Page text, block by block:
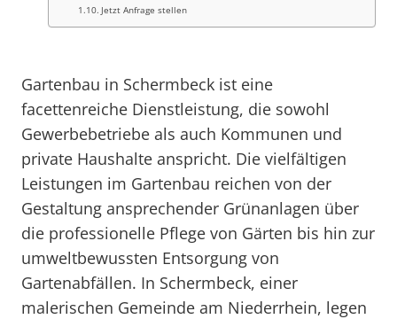
Jetzt Anfrage stellen
Gartenbau in Schermbeck ist eine
facettenreiche Dienstleistung, die sowohl
Gewerbebetriebe als auch Kommunen und
private Haushalte anspricht. Die vielfältigen
Leistungen im Gartenbau reichen von der
Gestaltung ansprechender Grünanlagen über
die professionelle Pflege von Gärten bis hin zur
umweltbewussten Entsorgung von
Gartenabfällen. In Schermbeck, einer
malerischen Gemeinde am Niederrhein, legen